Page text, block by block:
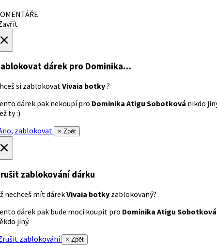
dárek pro Dominika…
si zablokovatVivaia botky?
dárek pak nekoupí pro Dominika Atigu Sobotková nikdo
ty :)
zablokovat
× Zpět
zablokování dárku
nechceš mít dárekVivaia botky zablokovaný?
dárek pak bude moci koupit pro Dominika Atigu Sobotková
jiný.
zablokování
× Zpět